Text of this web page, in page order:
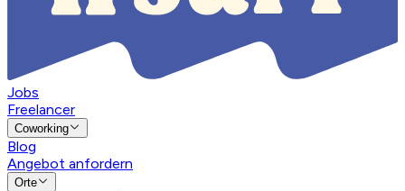
Jobs
Freelancer
Coworking
Blog
Angebot anfordern
Orte